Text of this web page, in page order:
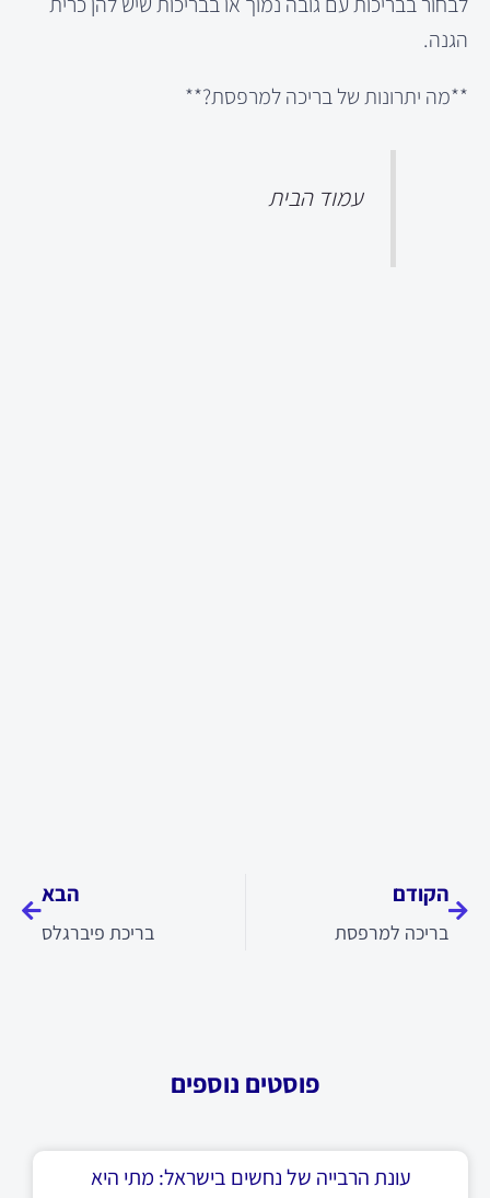
הגנה.
**מה יתרונות של בריכה למרפסת?**
עמוד הבית
הקודם
בריכה למרפסת
הבא
בריכת פיברגלס
פוסטים נוספים
עונת הרבייה של נחשים בישראל: מתי היא